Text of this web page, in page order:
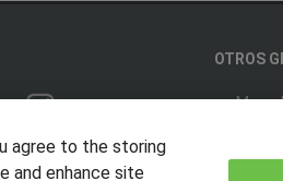
OTROS
Muro
agree to the storing
and enhance site